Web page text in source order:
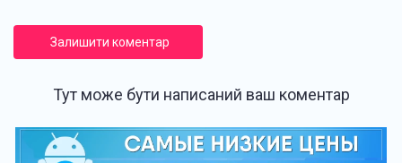
Залишити коментар
Тут може бути написаний ваш коментар